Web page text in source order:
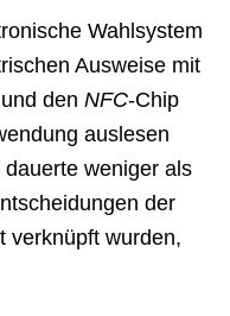
Wahlsystem
Ausweise mit
den NFC-Chip
auslesen
weniger als
der
verknüpft wurden,